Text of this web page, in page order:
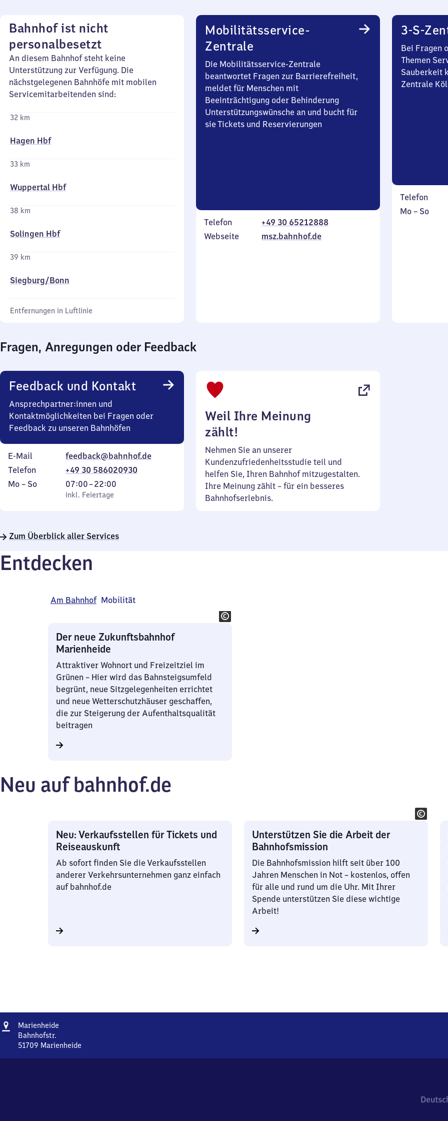
Bahnhof ist nicht
personalbesetzt
An diesem Bahnhof steht keine
Unterstützung zur Verfügung. Die
nächstgelegenen Bahnhöfe mit mobilen
Servicemitarbeitenden sind:
32 km
Hagen Hbf
33 km
Wuppertal Hbf
38 km
Solingen Hbf
39 km
Siegburg/​Bonn
Entfernungen in Luftlinie
Mobilitätsservice-
Zentrale
Die Mobilitätsservice-Zentrale
beantwortet Fragen zur Barrierefreiheit,
meldet für Menschen mit
Beeinträchtigung oder Behinderung
Unterstützungswünsche an und bucht für
sie Tickets und Reservierungen
Telefon
+49 30 65212888
Webseite
msz.bahnhof.de
3-S-
Bei Fragen
Themen
Sauberkeit
Zentrale
Telefon
Montag
Mo – So,
Fragen, Anregungen oder Feedback
Feedback und Kontakt
Ansprechpartner:innen und
Kontaktmöglichkeiten bei Fragen oder
Feedback zu unseren Bahnhöfen
E-Mail
feedback@bahnhof.de
Telefon
+49 30 586020930
Montag
Mo – So,
inkl. Feiertage
07:00–22:00
Von
7
22
inkl. Feiertage
Weil Ihre Meinung
zählt!
Nehmen Sie an unserer
Kundenzufriedenheitsstudie teil und
helfen Sie, Ihren Bahnhof mitzugestalten.
Ihre Meinung zählt – für ein besseres
Bahnhofserlebnis.
Zum Überblick aller Services
Entdecken
Am Bahnhof Mobilität
Der neue Zukunftsbahnhof
Marienheide
Attraktiver Wohnort und Freizeitziel im
Grünen – Hier wird das Bahnsteigsumfeld
begrünt, neue Sitzgelegenheiten errichtet
und neue Wetterschutzhäuser geschaffen,
die zur Steigerung der Aufenthaltsqualität
beitragen
Neu auf bahnhof.de
Neu: Verkaufsstellen für Tickets und
Reiseauskunft
Ab sofort finden Sie die Verkaufsstellen
anderer Verkehrsunternehmen ganz einfach
auf bahnhof.de
Unterstützen Sie die Arbeit der
Bahnhofsmission
Die Bahnhofsmission hilft seit über 100
Jahren Menschen in Not – kostenlos, offen
für alle und rund um die Uhr. Mit Ihrer
Spende unterstützen Sie diese wichtige
Arbeit!
Adresse
Marienheide
Bahnhofstr.
51709 Marienheide